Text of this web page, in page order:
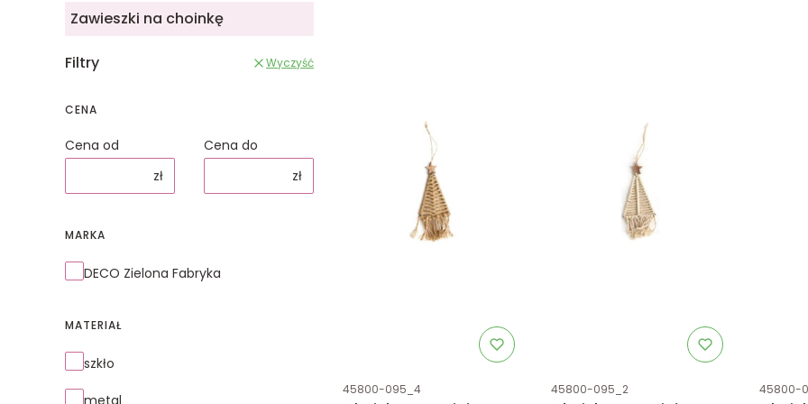
Zawieszki na choinkę
Filtry Wyczyść
CENA
Cena od
zł
Cena do
zł
MARKA
Marka
DECO Zielona Fabryka
MATERIAŁ
Materiał
szkło
metal
Kod produktu
45800-095_4 Kod produktu
45800-095_2 Kod
45800-